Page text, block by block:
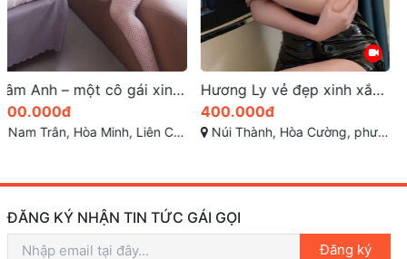
Hương Ly vẻ đẹp xinh xắn đôi chân dài quyến rũ
400.000đ
Núi Thành, Hòa Cường, phường Hòa Cường Nam, Hải Châu, Đà Nẵng
700.000đ
Đường Loseby, Phước Mỹ, Sơn Trà, Đà Nẵng
ĐĂNG KÝ NHẬN TIN TỨC GÁI GỌI
Đăng ký